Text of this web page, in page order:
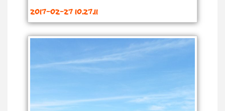
2017-02-27 10.27.11